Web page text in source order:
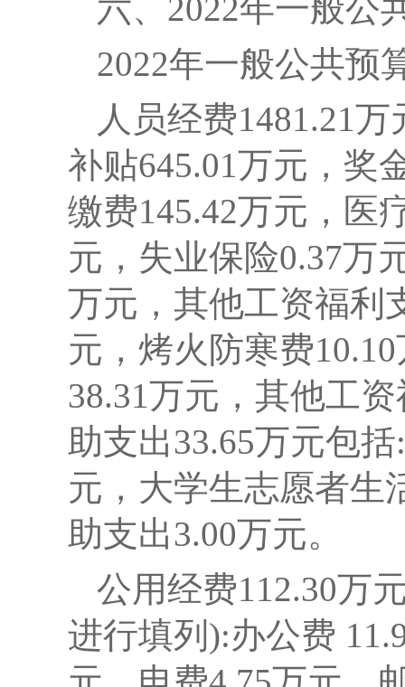
六、2022年一般公
2022年一般公共预
人员经费1481.21
补贴645.01万元，奖
缴费145.42万元，医
元，失业保险0.37万
万元，其他工资福利
元，烤火防寒费
38.31万元，其他工
助支出33.65万元包
元，大学生志愿者生
助支出3.00万元。
公用经费112.30万
进行填列):办公费